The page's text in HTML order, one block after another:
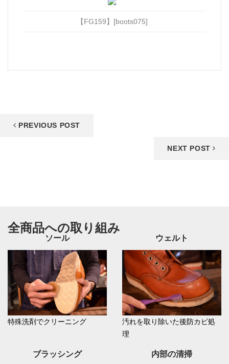
【FG159】[boots075]
PREVIOUS POST
NEXT POST
全商品への取り組み
ソール
特殊洗剤でクリーニング
ウェルト
汚れを取り除いた後防カビ処
理
ブラッシング 内部の清掃